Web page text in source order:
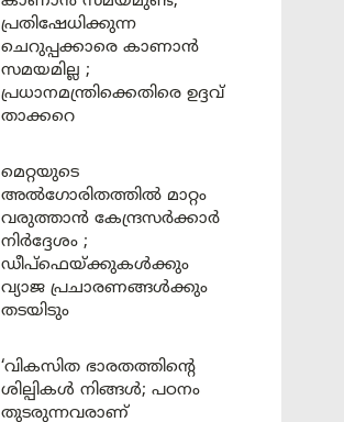
പ്രതിഷേധിക്കുന്ന
ചെറുപ്പക്കാരെ കാണാൻ
സമയമില്ല ;
പ്രധാനമന്ത്രിക്കെതിരെ ഉദ്ദവ്
താക്കറെ
മെറ്റയുടെ
അൽഗോരിതത്തിൽ മാറ്റം
വരുത്താൻ കേന്ദ്രസർക്കാർ
നിർദ്ദേശം ;
ഡീപ്‌ഫെയ്ക്കുകൾക്കും
വ്യാജ പ്രചാരണങ്ങൾക്കും
തടയിടും
‘വികസിത ഭാരതത്തിന്റെ
ശില്പികൾ നിങ്ങൾ; പഠനം
തുടരുന്നവരാണ്